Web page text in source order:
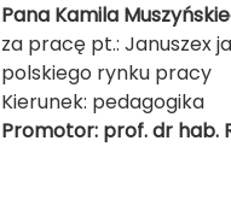
Pana Kamila
za pracę pt.: Januszex
polskiego rynku pracy
Kierunek: pedagogika
Promotor: prof. dr hab.